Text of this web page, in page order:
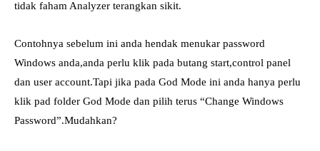
tidak faham Analyzer terangkan sikit.
Contohnya sebelum ini anda hendak menukar password
Windows anda,anda perlu klik pada butang start,control panel
dan user account.Tapi jika pada God Mode ini anda hanya perlu
klik pad folder God Mode dan pilih terus “Change Windows
Password”.Mudahkan?